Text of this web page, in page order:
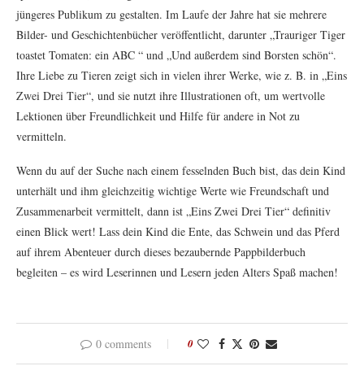
jüngeres Publikum zu gestalten. Im Laufe der Jahre hat sie mehrere
Bilder- und Geschichtenbücher veröffentlicht, darunter „Trauriger Tiger
toastet Tomaten: ein ABC “ und „Und außerdem sind Borsten schön“.
Ihre Liebe zu Tieren zeigt sich in vielen ihrer Werke, wie z. B. in „Eins
Zwei Drei Tier“, und sie nutzt ihre Illustrationen oft, um wertvolle
Lektionen über Freundlichkeit und Hilfe für andere in Not zu
vermitteln.
Wenn du auf der Suche nach einem fesselnden Buch bist, das dein Kind
unterhält und ihm gleichzeitig wichtige Werte wie Freundschaft und
Zusammenarbeit vermittelt, dann ist „Eins Zwei Drei Tier“ definitiv
einen Blick wert! Lass dein Kind die Ente, das Schwein und das Pferd
auf ihrem Abenteuer durch dieses bezaubernde Pappbilderbuch
begleiten – es wird Leserinnen und Lesern jeden Alters Spaß machen!
0 comments 0